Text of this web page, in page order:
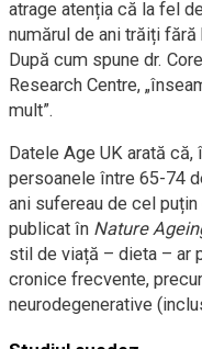
atrage atenția că la fel
numărul de ani trăiți
După cum spune dr.
Research Centre,
mult”.
Datele Age UK arată că,
persoanele între 65-74
ani sufereau de cel
publicat în Nature
stil de viață – dieta – ar
cronice frecvente,
neurodegenerative